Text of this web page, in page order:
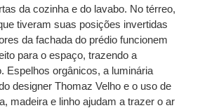
da cozinha e do lavabo. No térreo,
tiveram suas posições invertidas
da fachada do prédio funcionem
para o espaço, trazendo a
Espelhos orgânicos, a luminária
designer Thomaz Velho e o uso de
madeira e linho ajudam a trazer o ar